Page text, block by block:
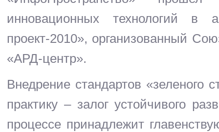
инновационных технологий в
проект-2010», организованный
«АРД-центр».
Внедрение стандартов «зеленого
практику – залог устойчивого
процессе принадлежит